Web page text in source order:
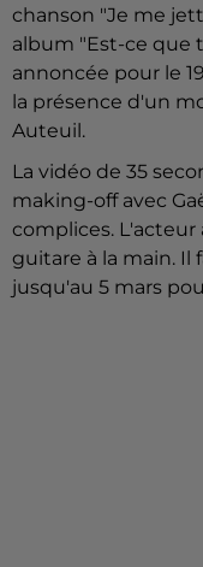
chanson "Je me
album "Est-ce que
annoncée pour le
la présence d'un
Auteuil.
La vidéo de 35
making-off avec
complices. L'acteur
guitare à la main.
jusqu'au 5 mars